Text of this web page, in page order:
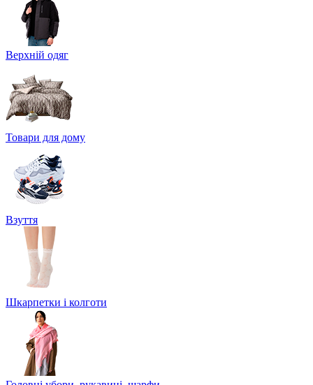
Верхній одяг
Товари для дому
Взуття
Шкарпетки і колготи